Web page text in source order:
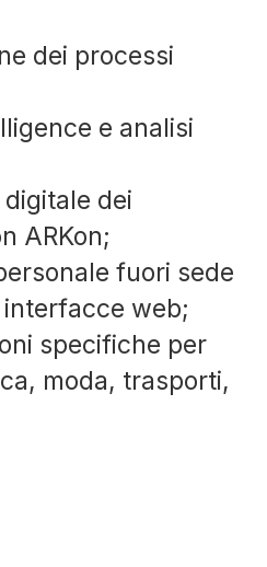
dei processi
e analisi
dei
ARKon;
fuori sede
web;
specifiche per
moda, trasporti,